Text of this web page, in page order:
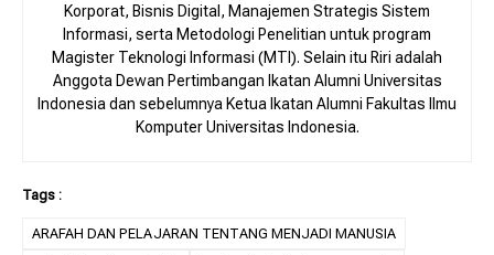
Korporat, Bisnis Digital, Manajemen Strategis Sistem
Informasi, serta Metodologi Penelitian untuk program
Magister Teknologi Informasi (MTI). Selain itu Riri adalah
Anggota Dewan Pertimbangan Ikatan Alumni Universitas
Indonesia dan sebelumnya Ketua Ikatan Alumni Fakultas Ilmu
Komputer Universitas Indonesia.
ARAFAH DAN PELAJARAN TENTANG MENJADI MANUSIA